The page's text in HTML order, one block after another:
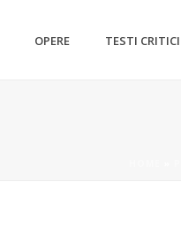
OPERE TESTI CRITICI